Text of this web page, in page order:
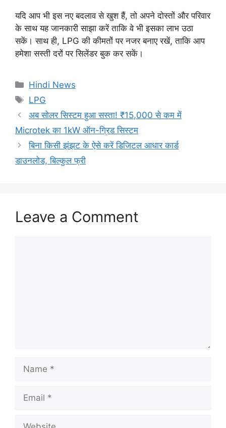
यदि आप भी इस नए बदलाव से खुश हैं, तो अपने दोस्तों और परिवार
के साथ यह जानकारी साझा करें ताकि वे भी इसका लाभ उठा
सकें। साथ ही, LPG की कीमतों पर नजर बनाए रखें, ताकि आप
हमेशा सस्ती दरों पर सिलेंडर बुक कर सकें।
Categories
Hindi News
Tags
LPG
अब सोलर सिस्टम हुआ सस्ता! ₹15,000 से कम में
Microtek का 1kW ऑन-ग्रिड सिस्टम
बिना किसी झंझट के ऐसे करें डिजिटल आधार कार्ड
डाउनलोड, बिल्कुल फ्री
Leave a Comment
Name
Email
Website